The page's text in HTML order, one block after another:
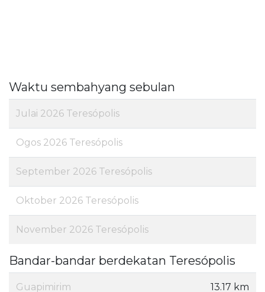
Waktu sembahyang sebulan
Julai 2026 Teresópolis
Ogos 2026 Teresópolis
September 2026 Teresópolis
Oktober 2026 Teresópolis
November 2026 Teresópolis
Bandar-bandar berdekatan Teresópolis
Guapimirim 13.17 km